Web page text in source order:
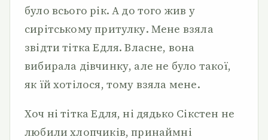
було всього рік. А до того жив у
сирітському притулку. Мене взяла
звідти тітка Едля. Власне, вона
вибирала дівчинку, але не було такої,
як їй хотілося, тому взяла мене.
Хоч ні тітка Едля, ні дядько Сікстен не
любили хлопчиків, принаймні